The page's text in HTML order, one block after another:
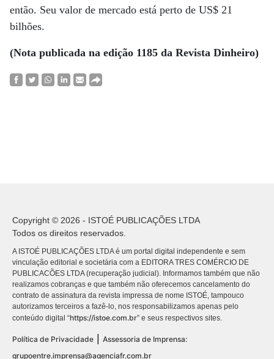
então. Seu valor de mercado está perto de US$ 21
bilhões.
(Nota publicada na edição 1185 da Revista Dinheiro)
Copyright © 2026 - ISTOÉ PUBLICAÇÕES LTDA
Todos os direitos reservados.
A ISTOÉ PUBLICAÇÕES LTDA é um portal digital independente e sem
vinculação editorial e societária com a EDITORA TRES COMÉRCIO DE
PUBLICACÕES LTDA (recuperação judicial). Informamos também que não
realizamos cobranças e que também não oferecemos cancelamento do
contrato de assinatura da revista impressa de nome ISTOÉ, tampouco
autorizamos terceiros a fazê-lo, nos responsabilizamos apenas pelo
conteúdo digital “https://istoe.com.br” e seus respectivos sites.
Política de Privacidade
Assessoria de Imprensa:
grupoentre.imprensa@agenciafr.com.br